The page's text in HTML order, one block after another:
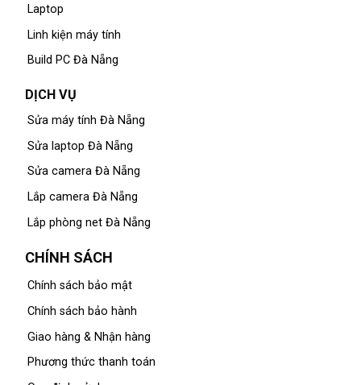
Laptop
Linh kiện máy tính
Build PC Đà Nẵng
DỊCH VỤ
Sửa máy tính Đà Nẵng
Sửa laptop Đà Nẵng
Sửa camera Đà Nẵng
Lắp camera Đà Nẵng
Lắp phòng net Đà Nẵng
CHÍNH SÁCH
Chính sách bảo mật
Chính sách bảo hành
Giao hàng & Nhận hàng
Phương thức thanh toán